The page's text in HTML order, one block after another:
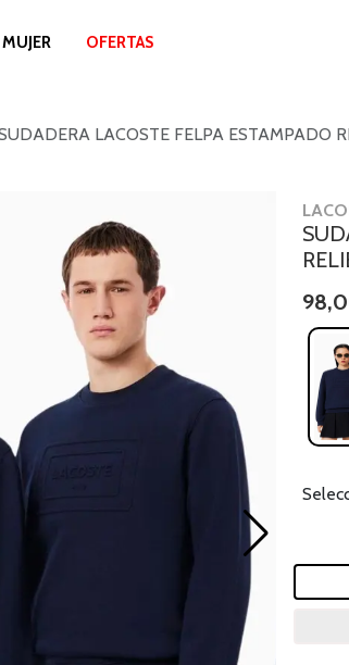
MUJER OFERTAS
LACOSTE FELPA ESTAMPADO